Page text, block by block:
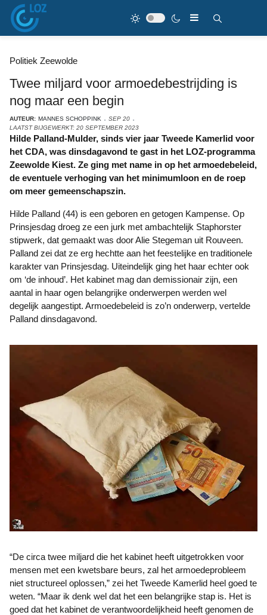
Politiek Zeewolde
Twee miljard voor armoedebestrijding is
nog maar een begin
AUTEUR: MANNES SCHOPPINK
SEP 20
LAATST BIJGEWERKT: 20 SEPTEMBER 2023
Hilde Palland-Mulder, sinds vier jaar Tweede Kamerlid voor
het CDA, was dinsdagavond te gast in het LOZ-programma
Zeewolde Kiest. Ze ging met name in op het armoedebeleid,
de eventuele verhoging van het minimumloon en de roep
om meer gemeenschapszin.
Hilde Palland (44) is een geboren en getogen Kampense. Op
Prinsjesdag droeg ze een jurk met ambachtelijk Staphorster
stipwerk, dat gemaakt was door Alie Stegeman uit Rouveen.
Palland zei dat ze erg hechtte aan het feestelijke en traditionele
karakter van Prinsjesdag. Uiteindelijk ging het haar echter ook
om ‘de inhoud’. Het kabinet mag dan demissionair zijn, een
aantal in haar ogen belangrijke onderwerpen werden wel
degelijk aangestipt. Armoedebeleid is zo’n onderwerp, vertelde
Palland dinsdagavond.
“De circa twee miljard die het kabinet heeft uitgetrokken voor
mensen met een kwetsbare beurs, zal het armoedeprobleem
niet structureel oplossen,” zei het Tweede Kamerlid heel goed te
weten. “Maar ik denk wel dat het een belangrijke stap is. Het is
goed dat het kabinet de verantwoordelijkheid heeft genomen de